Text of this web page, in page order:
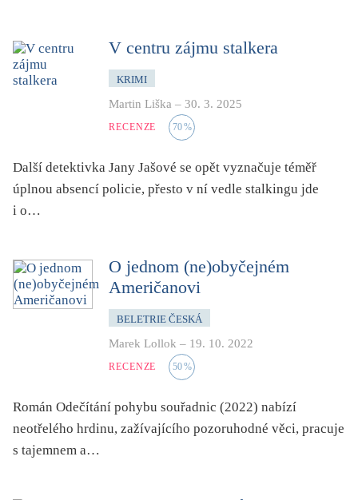
experiment
feminismus
horor, thriller
hra
humor, groteskno, satira
chudoba, sociální vyloučení
identita
kolonialismus, imperialismus
legenda, mýtus, pověst
literární kánon (do r. 1890)
V centru zájmu stalkera
KRIMI
Martin Liška – 30. 3. 2025
RECENZE 70%
Další detektivka Jany Jašové se opět vyznačuje téměř
úplnou absencí policie, přesto v ní vedle stalkingu jde
i o…
O jednom (ne)obyčejném
Američanovi
BELETRIE ČESKÁ
Marek Lollok – 19. 10. 2022
RECENZE 50%
Román Odečítání pohybu souřadnic (2022) nabízí
neotřelého hrdinu, zažívajícího pozoruhodné věci, pracuje
s tajemnem a…